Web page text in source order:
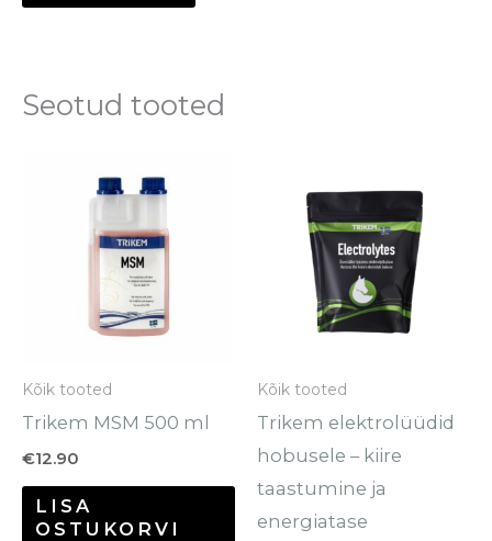
Seotud tooted
Kõik tooted
Trikem MSM 500 ml
€12.90
LISA
OSTUKORVI
Kõik tooted
Trikem elektrolüüdid
hobusele – kiire
taastumine ja
energiatase
kuni
€59.95